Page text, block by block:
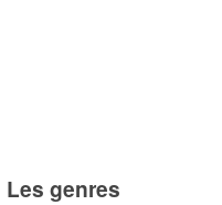
Les genres